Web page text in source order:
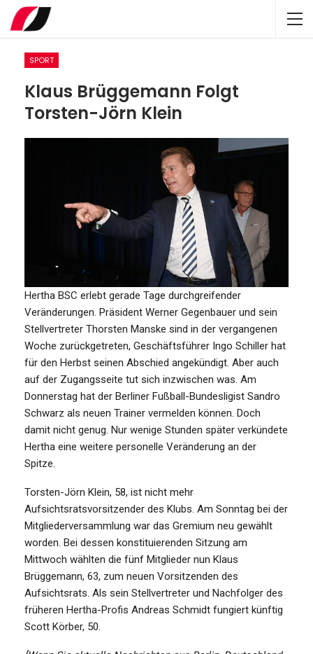
SPORT
Klaus Brüggemann Folgt
Torsten-Jörn Klein
Hertha BSC erlebt gerade Tage durchgreifender
Veränderungen. Präsident Werner Gegenbauer und sein
Stellvertreter Thorsten Manske sind in der vergangenen
Woche zurückgetreten, Geschäftsführer Ingo Schiller hat
für den Herbst seinen Abschied angekündigt. Aber auch
auf der Zugangsseite tut sich inzwischen was. Am
Donnerstag hat der Berliner Fußball-Bundesligist Sandro
Schwarz als neuen Trainer vermelden können. Doch
damit nicht genug. Nur wenige Stunden später verkündete
Hertha eine weitere personelle Veränderung an der
Spitze.
Torsten-Jörn Klein, 58, ist nicht mehr
Aufsichtsratsvorsitzender des Klubs. Am Sonntag bei der
Mitgliederversammlung war das Gremium neu gewählt
worden. Bei dessen konstituierenden Sitzung am
Mittwoch wählten die fünf Mitglieder nun Klaus
Brüggemann, 63, zum neuen Vorsitzenden des
Aufsichtsrats. Als sein Stellvertreter und Nachfolger des
früheren Hertha-Profis Andreas Schmidt fungiert künftig
Scott Körber, 50.